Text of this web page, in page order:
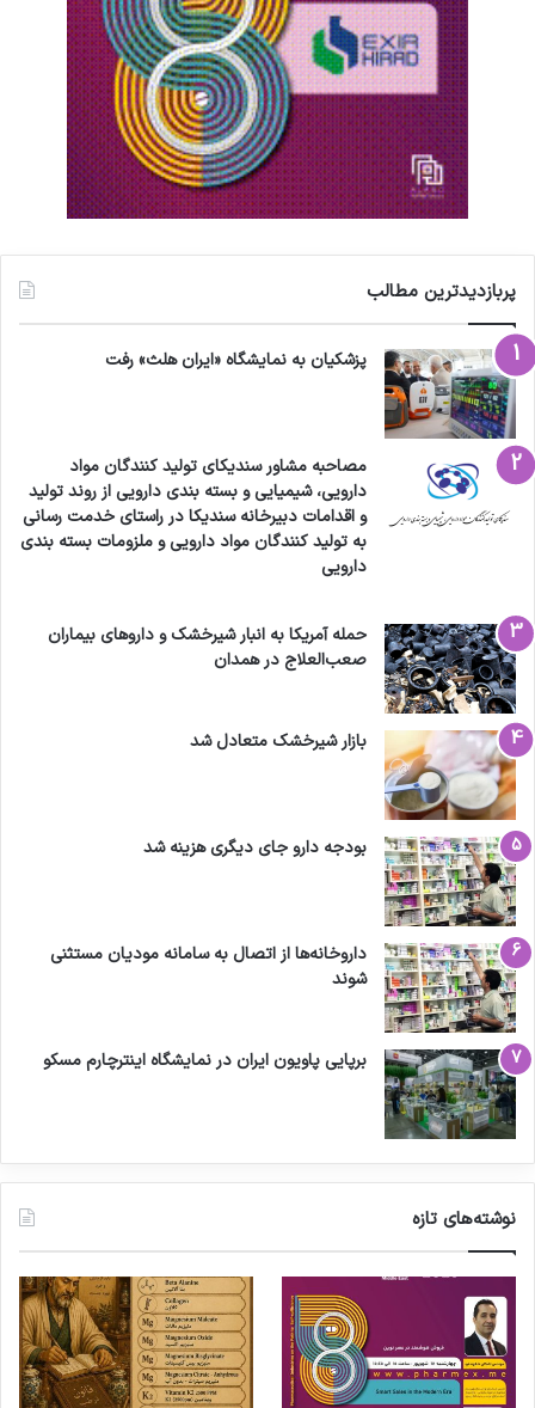
پربازدیدترین مطالب
پزشکیان به نمایشگاه «ایران هلث» رفت
مصاحبه مشاور سندیکای تولید کنندگان مواد
دارویی، شیمیایی و بسته بندی دارویی از روند تولید
و اقدامات دبیرخانه سندیکا در راستای خدمت رسانی
به تولید کنندگان مواد دارویی و ملزومات بسته بندی
دارویی
حمله آمریکا به انبار شیرخشک و داروهای بیماران
صعب‌العلاج در همدان
بازار شیرخشک متعادل شد
بودجه دارو جای دیگری هزینه شد
داروخانه‌ها از اتصال به سامانه مودیان مستثنی
شوند
برپایی پاویون ایران در نمایشگاه اینترچارم مسکو
نوشته‌های تازه